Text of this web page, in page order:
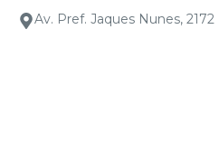
Av. Pref. Jaques Nunes, 2172